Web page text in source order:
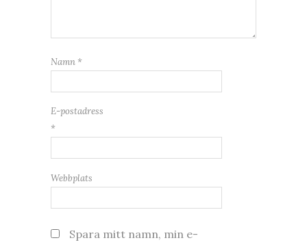
Namn *
E-postadress
*
Webbplats
Spara mitt namn, min e-